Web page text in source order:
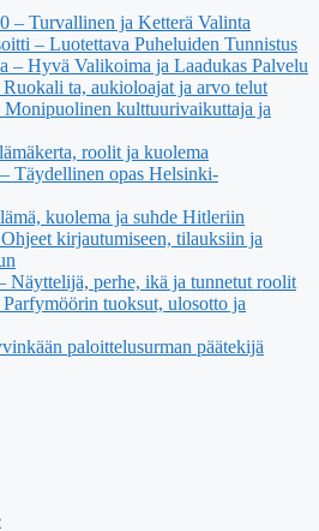
– Turvallinen ja Ketterä Valinta
– Luotettava Puheluiden Tunnistus
– Hyvä Valikoima ja Laadukas Palvelu
ta, aukioloajat ja arvo telut
kulttuurivaikuttaja ja
roolit ja kuolema
Täydellinen opas Helsinki-
kuolema ja suhde Hitleriin
kirjautumiseen, tilauksiin ja
Näyttelijä, perhe, ikä ja tunnetut roolit
tuoksut, ulosotto ja
paloittelusurman päätekijä